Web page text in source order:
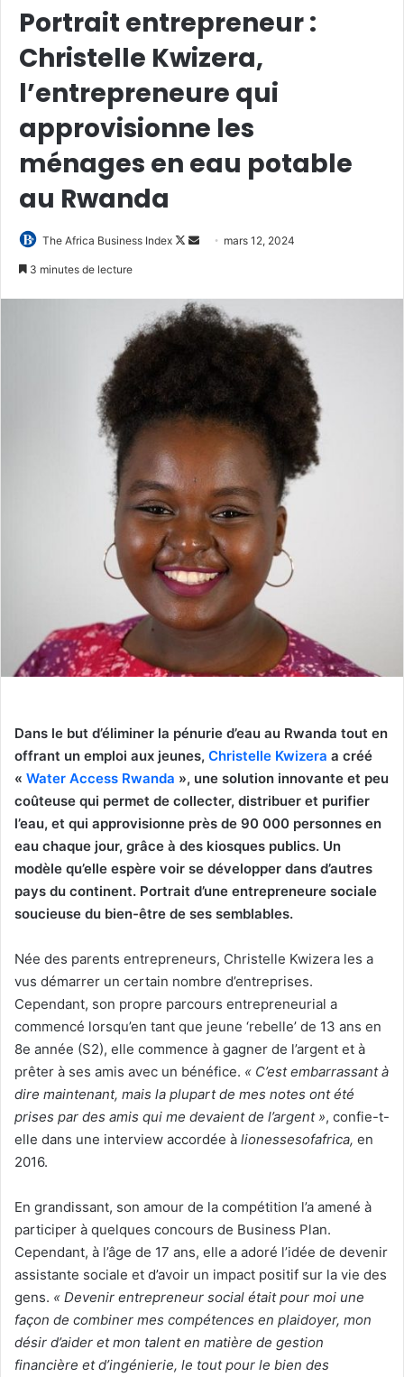
Portrait entrepreneur :
Christelle Kwizera,
l’entrepreneure qui
approvisionne les
ménages en eau potable
au Rwanda
The Africa Business Index
Follow
Envoyermars 12, 2024
3 minutes de lecture
Dans le but d’éliminer la pénurie d’eau au Rwanda tout en
offrant un emploi aux jeunes, Christelle Kwizera a créé
« Water Access Rwanda », une solution innovante et peu
coûteuse qui permet de collecter, distribuer et purifier
l’eau, et qui approvisionne près de 90 000 personnes en
eau chaque jour, grâce à des kiosques publics. Un
modèle qu’elle espère voir se développer dans d’autres
pays du continent. Portrait d’une entrepreneure sociale
soucieuse du bien-être de ses semblables.
Née des parents entrepreneurs, Christelle Kwizera les a
vus démarrer un certain nombre d’entreprises.
Cependant, son propre parcours entrepreneurial a
commencé lorsqu’en tant que jeune ‘rebelle’ de 13 ans en
8e année (S2), elle commence à gagner de l’argent et à
prêter à ses amis avec un bénéfice. « C’est embarrassant à
dire maintenant, mais la plupart de mes notes ont été
prises par des amis qui me devaient de l’argent », confie-t-
elle dans une interview accordée à lionessesofafrica, en
2016.
En grandissant, son amour de la compétition l’a amené à
participer à quelques concours de Business Plan.
Cependant, à l’âge de 17 ans, elle a adoré l’idée de devenir
assistante sociale et d’avoir un impact positif sur la vie des
gens. « Devenir entrepreneur social était pour moi une
façon de combiner mes compétences en plaidoyer, mon
désir d’aider et mon talent en matière de gestion
financière et d’ingénierie, le tout pour le bien des